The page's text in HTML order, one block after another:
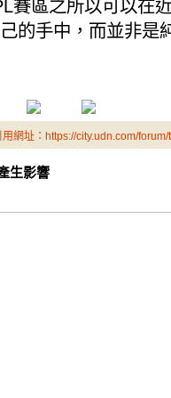
賽區之所以可以在
的手中，而並非是
用網址：https://city.udn.com/
生影響